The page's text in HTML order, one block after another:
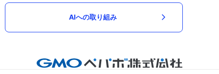
AIへの取り組み